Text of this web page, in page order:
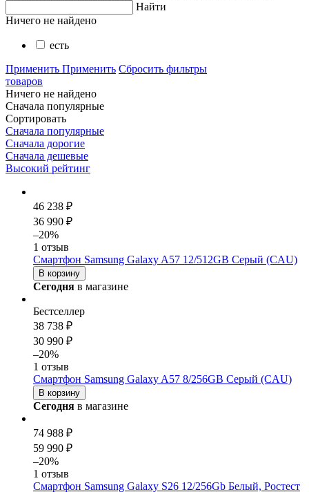
Найти
Ничего не найдено
есть
Применить Применить Сбросить фильтры
товаров
Ничего не найдено
Сначала популярные
Сортировать
Сначала популярные
Сначала дорогие
Сначала дешевые
Высокий рейтинг
46 238 ₽
36 990 ₽
–20%
1 отзыв
Смартфон Samsung Galaxy A57 12/512GB Серый (CAU)
В корзину
Сегодня в магазине
Бестселлер
38 738 ₽
30 990 ₽
–20%
1 отзыв
Смартфон Samsung Galaxy A57 8/256GB Серый (CAU)
В корзину
Сегодня в магазине
74 988 ₽
59 990 ₽
–20%
1 отзыв
Смартфон Samsung Galaxy S26 12/256Gb Белый, Ростест